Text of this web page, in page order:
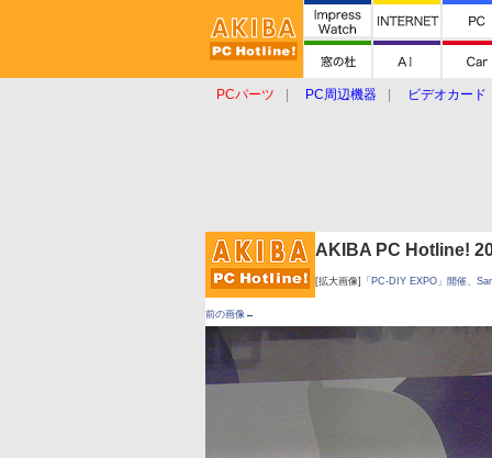
PCパーツ PC周辺機器
ビデオカード
AKIBA PC Hotline!
[拡大画像] 「PC-DIY EXPO」開催、
前の画像←